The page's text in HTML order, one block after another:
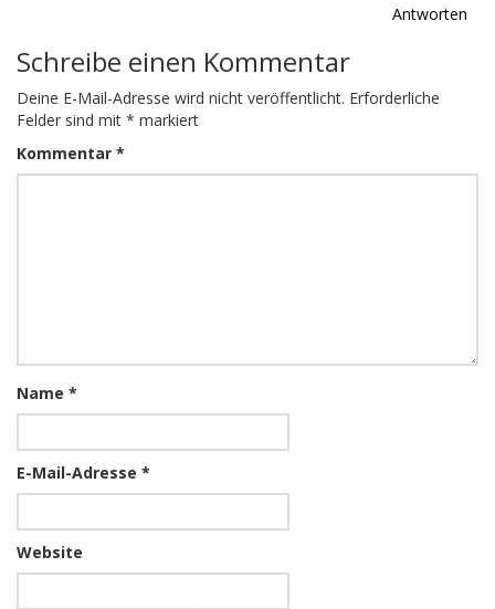
Antworten
Schreibe einen Kommentar
Deine E-Mail-Adresse wird nicht veröffentlicht. Erforderliche
Felder sind mit * markiert
Kommentar *
Name *
E-Mail-Adresse *
Website